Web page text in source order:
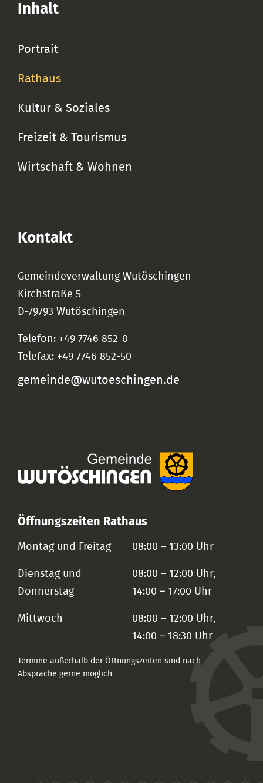
Inhalt
Portrait
Rathaus
Kultur & Soziales
Freizeit & Tourismus
Wirtschaft & Wohnen
Kontakt
Gemeindeverwaltung Wutöschingen
Kirchstraße 5
D-79793 Wutöschingen
Telefon: +49 7746 852-0
Telefax: +49 7746 852-50
gemeinde@wutoeschingen.de
Öffnungszeiten Rathaus
Montag und Freitag 08:00 – 13:00 Uhr
Dienstag und
Donnerstag
08:00 – 12:00 Uhr,
14:00 – 17:00 Uhr
Mittwoch
08:00 – 12:00 Uhr,
14:00 – 18:30 Uhr
Termine außerhalb der Öffnungszeiten sind nach
Absprache gerne möglich.